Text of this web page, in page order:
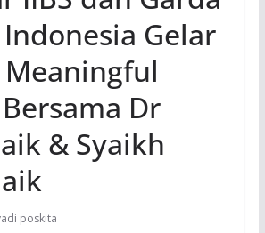
Gelar
Dr
& Syaikh
poskita